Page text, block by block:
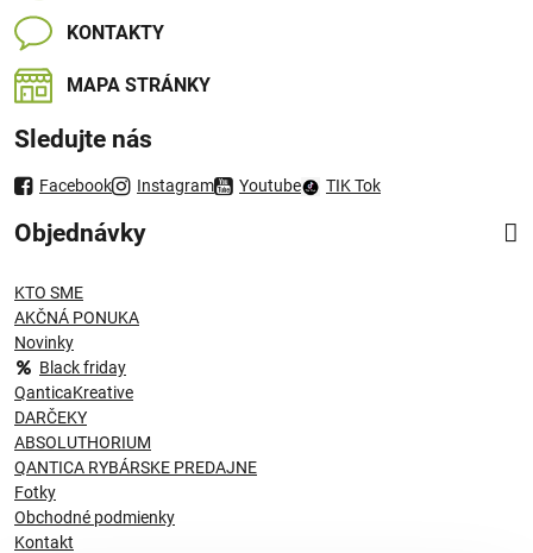
KONTAKTY
MAPA STRÁNKY
Sledujte nás
Facebook Instagram Youtube TIK Tok
Objednávky
KTO SME
AKČNÁ PONUKA
Novinky
Black friday
QanticaKreative
DARČEKY
ABSOLUTHORIUM
QANTICA RYBÁRSKE PREDAJNE
Fotky
Obchodné podmienky
Kontakt